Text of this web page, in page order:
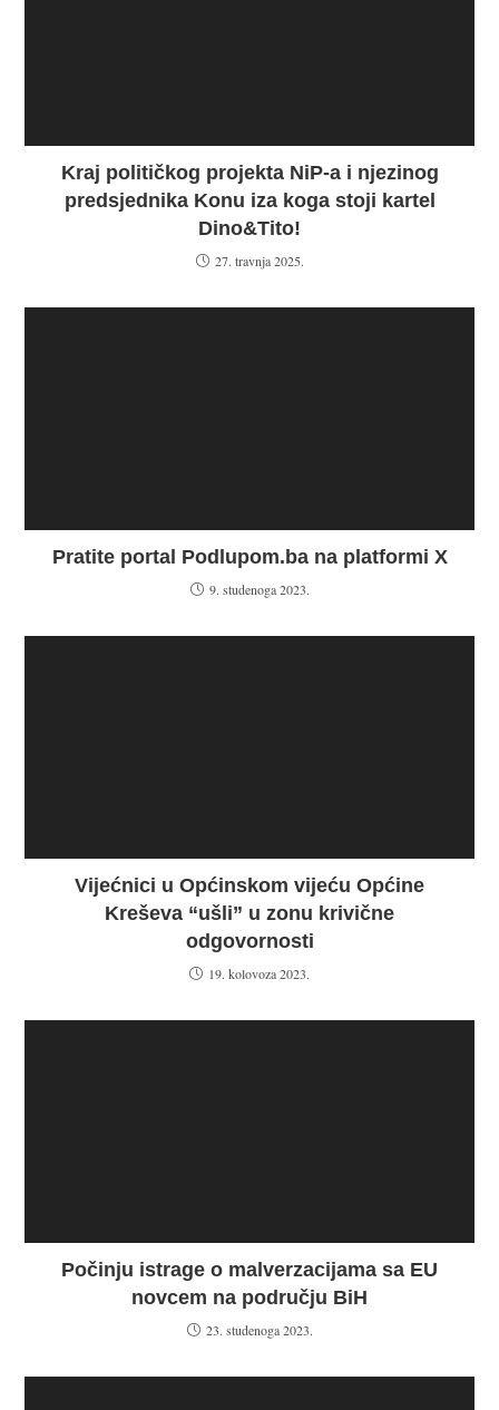
Kraj političkog projekta NiP-a i njezinog
predsjednika Konu iza koga stoji kartel
Dino&Tito!
27. travnja 2025.
Pratite portal Podlupom.ba na platformi X
9. studenoga 2023.
Vijećnici u Općinskom vijeću Općine
Kreševa “ušli” u zonu krivične
odgovornosti
19. kolovoza 2023.
Počinju istrage o malverzacijama sa EU
novcem na području BiH
23. studenoga 2023.